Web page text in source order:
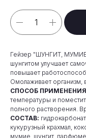
Гейзер "ШУНГИТ,
шунгитом улучшает
повышает
Омолаживает организм,
СПОСОБ
температуры и
полного растворения.
СОСТАВ:
кукурузный крахмал,
мумие, шунгит,